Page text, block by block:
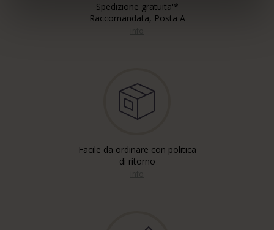
Spedizione gratuita'*
Raccomandata, Posta A
Facile da ordinare con politica
di ritorno